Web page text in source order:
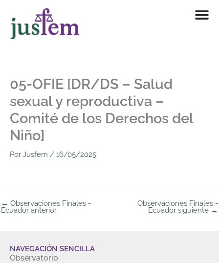
contenido
05-OFIE [DR/DS – Salud
sexual y reproductiva –
Comité de los Derechos del
Niño]
Por Jusfem / 16/05/2025
← Observaciones Finales -
Ecuador anterior
Observaciones Finales -
Ecuador siguiente →
NAVEGACIÓN SENCILLA
Observatorio